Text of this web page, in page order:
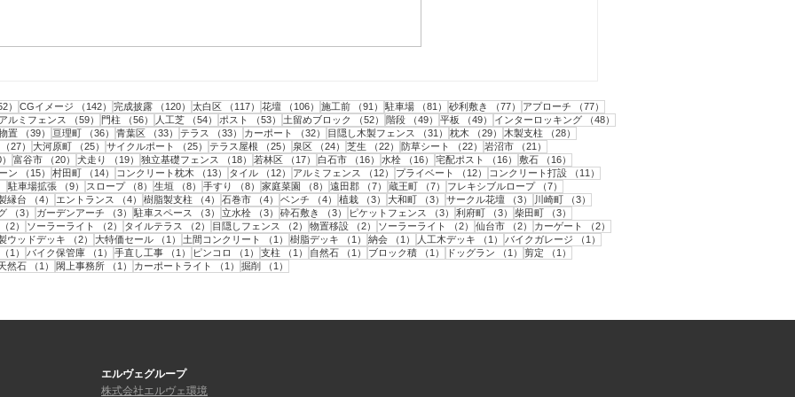
成と目隠しフェンスの設置工
事
隠しフェンス工事・2
） 152件の記事
CGイメージ （142） 142件の記事
完成披露 （120） 120件の記事
太白区 （117） 117件の記事
花壇 （106） 106件の記事
施工前 （91） 91件の記事
駐車場 （81） 81件の記事
砂利敷き （77） 77件の記事
アプローチ （77）
事
ルミフェンス （59） 59件の記事
門柱 （56） 56件の記事
人工芝 （54） 54件の記事
ポスト （53） 53件の記事
土留めブロック （52） 52件の記事
階段 （49） 49件の記事
平板 （49） 49件の記事
インターロッキング （48）
件の記事
置 （39） 39件の記事
亘理町 （36） 36件の記事
青葉区 （33） 33件の記事
テラス （33） 33件の記事
カーポート （32） 32件の記事
目隠し木製フェンス （31） 31件の記事
枕木 （29） 29件の記事
木製支柱 （28）
（27） 27件の記事
大河原町 （25） 25件の記事
サイクルポート （25） 25件の記事
テラス屋根 （25） 25件の記事
泉区 （24） 24件の記事
芝生 （22） 22件の記事
防草シート （22） 22件の記事
岩沼市 （21）
20件の記事
富谷市 （20） 20件の記事
犬走り （19） 19件の記事
独立基礎フェンス （18） 18件の記事
若林区 （17） 17件の記事
白石市 （16） 16件の記事
水栓 （16） 16件の記事
宅配ポスト （16） 16件の記事
敷石 （16）
ン
（15） 15件の記事
村田町 （14） 14件の記事
コンクリート枕木 （13） 13件の記事
タイル （12） 12件の記事
アルミフェンス （12） 12件の記事
プライベート （12） 12件の記事
コンクリート打設 （11）
9件の記事
駐車場拡張 （9） 9件の記事
スロープ （8） 8件の記事
生垣 （8） 8件の記事
手すり （8） 8件の記事
家庭菜園 （8） 8件の記事
遠田郡 （7） 7件の記事
蔵王町 （7） 7件の記事
フレキシブルロープ （7）
記事
縁台 （4） 4件の記事
エントランス （4） 4件の記事
樹脂製支柱 （4） 4件の記事
石巻市 （4） 4件の記事
ベンチ （4） 4件の記事
植栽 （3） 3件の記事
大和町 （3） 3件の記事
サークル花壇 （3） 3件の記事
川崎町 （3）
（3） 3件の記事
ガーデンアーチ （3） 3件の記事
駐車スペース （3） 3件の記事
立水栓 （3） 3件の記事
砕石敷き （3） 3件の記事
ピケットフェンス （3） 3件の記事
利府町 （3） 3件の記事
柴田町 （3）
（2）
2件の記事
ソーラーライト （2） 2件の記事
タイルテラス （2） 2件の記事
目隠しフェンス （2） 2件の記事
物置移設 （2） 2件の記事
ソーラーライト （2） 2件の記事
仙台市 （2） 2件の記事
カーゲート （2）
記事
ウッドデッキ （2） 2件の記事
大特価セール （1） 1件の記事
土間コンクリート （1） 1件の記事
樹脂デッキ （1） 1件の記事
納会 （1） 1件の記事
人工木デッキ （1） 1件の記事
バイクガレージ （1）
（1）
1件の記事
バイク保管庫 （1） 1件の記事
手直し工事 （1） 1件の記事
ピンコロ （1） 1件の記事
支柱 （1） 1件の記事
自然石 （1） 1件の記事
ブロック積 （1） 1件の記事
ドッグラン （1） 1件の記事
剪定 （1）
の記事
然石 （1） 1件の記事
閖上事務所 （1） 1件の記事
カーポートライト （1） 1件の記事
掘削 （1）
エルヴェグループ
株式会社エルヴェ環境